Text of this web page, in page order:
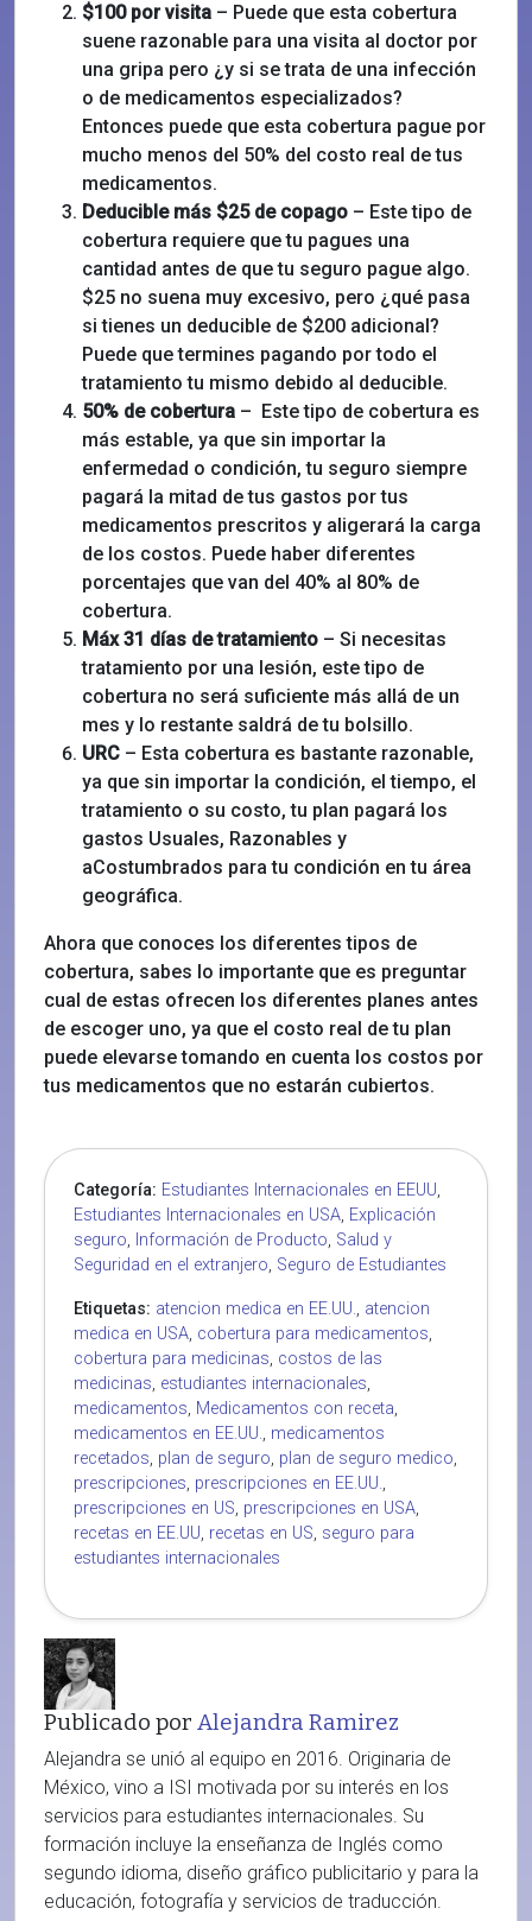
$100 por visita – Puede que esta cobertura
suene razonable para una visita al doctor por
una gripa pero ¿y si se trata de una infección
o de medicamentos especializados?
Entonces puede que esta cobertura pague por
mucho menos del 50% del costo real de tus
medicamentos.
Deducible más $25 de copago – Este tipo de
cobertura requiere que tu pagues una
cantidad antes de que tu seguro pague algo.
$25 no suena muy excesivo, pero ¿qué pasa
si tienes un deducible de $200 adicional?
Puede que termines pagando por todo el
tratamiento tu mismo debido al deducible.
50% de cobertura – Este tipo de cobertura es
más estable, ya que sin importar la
enfermedad o condición, tu seguro siempre
pagará la mitad de tus gastos por tus
medicamentos prescritos y aligerará la carga
de los costos. Puede haber diferentes
porcentajes que van del 40% al 80% de
cobertura.
Máx 31 días de tratamiento – Si necesitas
tratamiento por una lesión, este tipo de
cobertura no será suficiente más allá de un
mes y lo restante saldrá de tu bolsillo.
URC – Esta cobertura es bastante razonable,
ya que sin importar la condición, el tiempo, el
tratamiento o su costo, tu plan pagará los
gastos Usuales, Razonables y
aCostumbrados para tu condición en tu área
geográfica.
Ahora que conoces los diferentes tipos de
cobertura, sabes lo importante que es preguntar
cual de estas ofrecen los diferentes planes antes
de escoger uno, ya que el costo real de tu plan
puede elevarse tomando en cuenta los costos por
tus medicamentos que no estarán cubiertos.
Categoría: Estudiantes Internacionales en EEUU,
Estudiantes Internacionales en USA, Explicación
seguro, Información de Producto, Salud y
Seguridad en el extranjero, Seguro de Estudiantes
Etiquetas: atencion medica en EE.UU., atencion
medica en USA, cobertura para medicamentos,
cobertura para medicinas, costos de las
medicinas, estudiantes internacionales,
medicamentos, Medicamentos con receta,
medicamentos en EE.UU., medicamentos
recetados, plan de seguro, plan de seguro medico,
prescripciones, prescripciones en EE.UU.,
prescripciones en US, prescripciones en USA,
recetas en EE.UU, recetas en US, seguro para
estudiantes internacionales
Publicado por Alejandra Ramirez
Alejandra se unió al equipo en 2016. Originaria de
México, vino a ISI motivada por su interés en los
servicios para estudiantes internacionales. Su
formación incluye la enseñanza de Inglés como
segundo idioma, diseño gráfico publicitario y para la
educación, fotografía y servicios de traducción.